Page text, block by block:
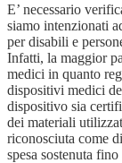
E’ necessario
siamo intenzionati
per disabili e
Infatti, la maggior
medici in quanto
dispositivi medici
dispositivo sia
dei materiali
riconosciuta come
spesa sostenuta